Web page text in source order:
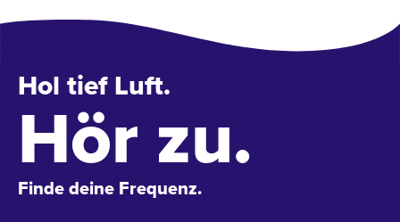
Hol tief Luft.
Hör zu.
Finde deine Frequenz.